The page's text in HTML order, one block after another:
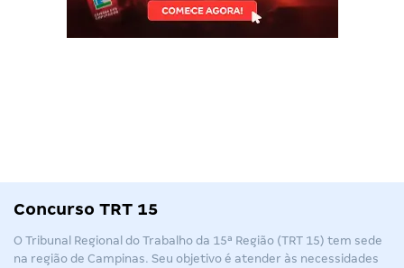
Concurso TRT 15
O Tribunal Regional do Trabalho da 15ª Região (TRT 15) tem sede
na região de Campinas. Seu objetivo é atender às necessidades